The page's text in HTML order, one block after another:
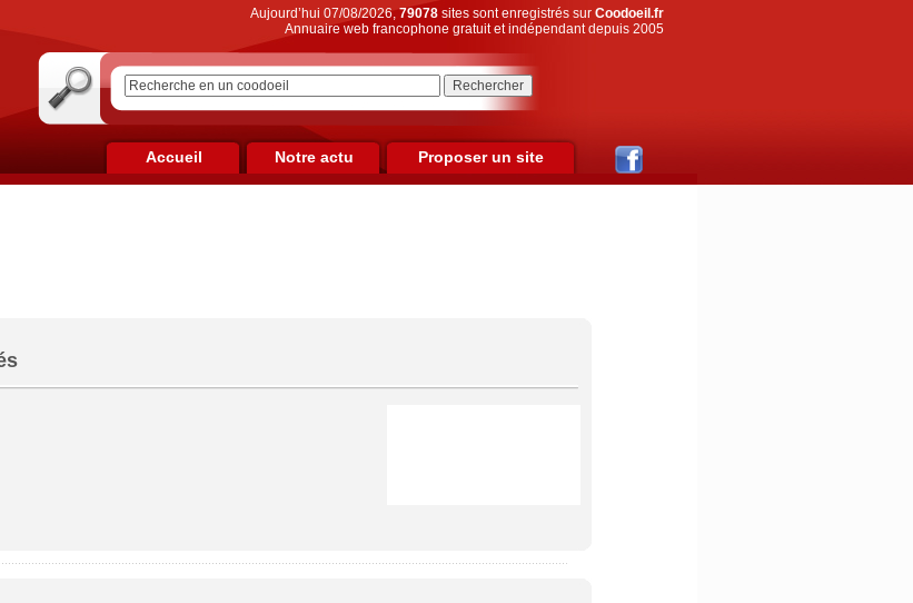
Aujourd’hui 07/08/2026,79078sites sont enregistrés sur Coodoeil.fr
Annuaire web francophone gratuit et indépendant depuis 2005
Accueil Notre actu Proposer un site